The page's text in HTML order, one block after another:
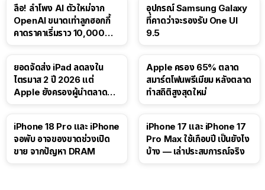
ลือ! ลำโพง AI ตัวใหม่จาก
OpenAI ขนาดเท่าลูกฮอกกี้
คาดราคาเริ่มราว 10,000
อุปกรณ์ Samsung Galaxy
ที่คาดว่าจะรองรับ One UI
9.5
ยอดจัดส่ง iPad ลดลงใน
ไตรมาส 2 ปี 2026 แต่
Apple ยังครองผู้นำตลาด
Apple ครอง 65% ตลาด
สมาร์ตโฟนพรีเมียม หลังตลาด
ทำสถิติสูงสุดใหม่
iPhone 18 Pro และ iPhone
จอพับ อาจของขาดช่วงเปิด
ขาย จากปัญหา DRAM
41:47
iPhone 17 และ iPhone 17
Pro Max ใช้เกือบปี เป็นยังไง
บ้าง — เล่าประสบการณ์จริง